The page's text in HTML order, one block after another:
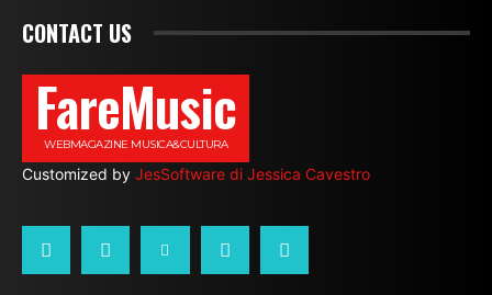
CONTACT US
FareMusic
WEBMAGAZINE MUSICA&CULTURA
Customized by JesSoftware di Jessica Cavestro